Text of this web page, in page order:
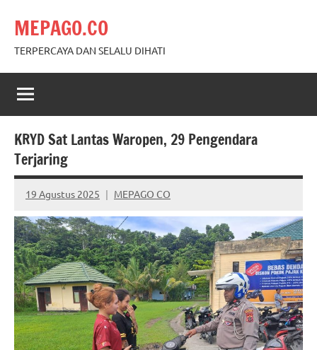
content
MEPAGO.CO
TERPERCAYA DAN SELALU DIHATI
KRYD Sat Lantas Waropen, 29 Pengendara
Terjaring
19 Agustus 2025 MEPAGO CO
No
comments